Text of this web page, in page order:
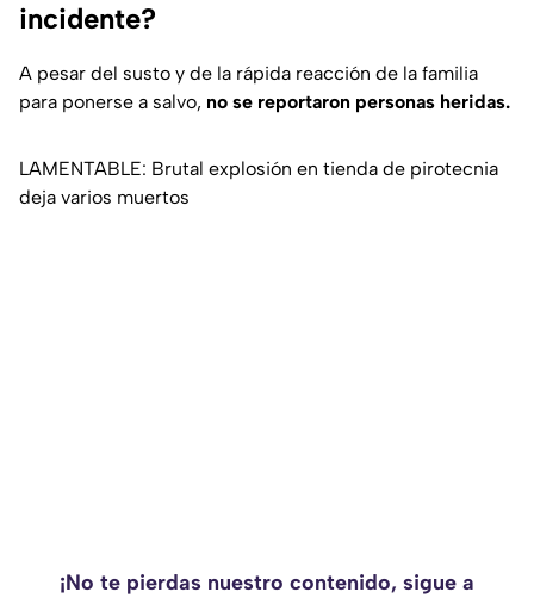
incidente?
A pesar del susto y de la rápida reacción de la familia
para ponerse a salvo, no se reportaron personas heridas.
LAMENTABLE: Brutal explosión en tienda de pirotecnia
deja varios muertos
¡No te pierdas nuestro contenido, sigue a